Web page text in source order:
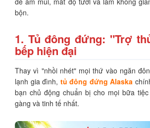
bộn.
1. Tủ đông đứng: "Trợ
bếp hiện đại
Thay vì "nhồi nhét" mọi thứ vào ngăn
lạnh gia đình, tủ đông đứng Alaska
bạn chủ động chuẩn bị cho mọi bữa
gàng và tinh tế nhất.